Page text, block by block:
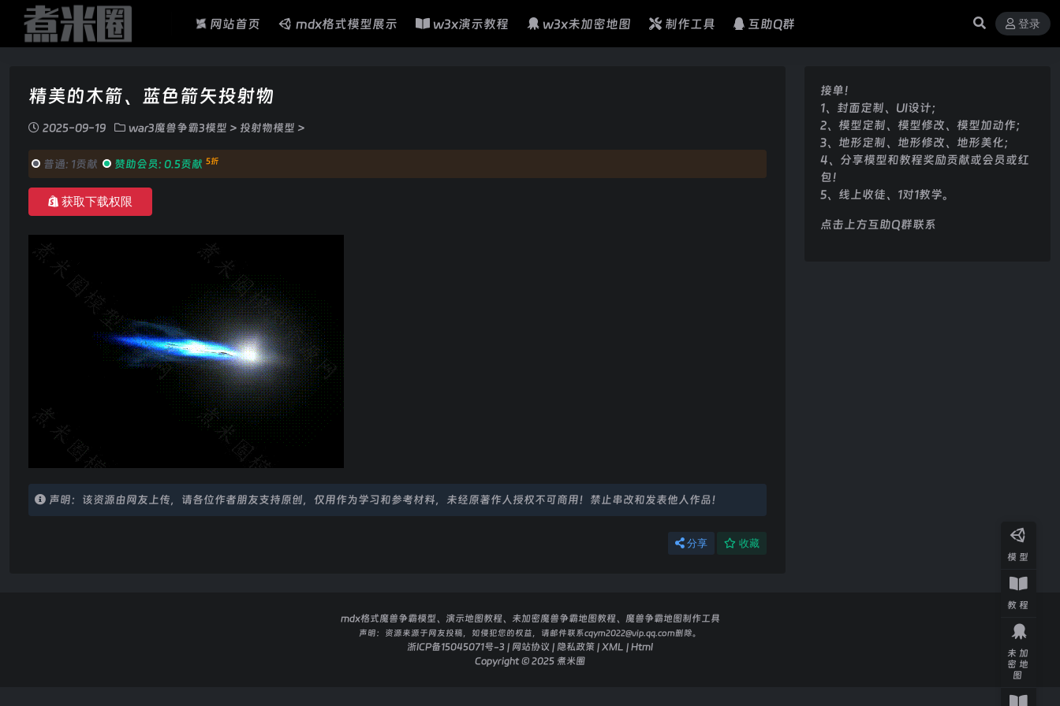
网站首页 mdx格式模型展示 w3x演示教程 w3x未加密地图 制作工具 互助Q群 登录
精美的木箭、蓝色箭矢投射物
2025-09-19 war3魔兽争霸3模型 > 投射物模型 >
普通: 1贡献 赞助会员: 0.5贡献 5折
获取下载权限
声明：该资源由网友上传，请各位作者朋友支持原创，仅用作为学习和参考材料，未经原著作人授权不可商用！禁止串改和发表他人作品！
分享 收藏
接单！
1、封面定制、UI设计；
2、模型定制、模型修改、模型加动作；
3、地形定制、地形修改、地形美化；
4、分享模型和教程奖励贡献或会员或红
包！
5、线上收徒、1对1教学。
点击上方互助Q群联系
mdx格式魔兽争霸模型、演示地图教程、未加密魔兽争霸地图教程、魔兽争霸地图制作工具
声明： 资源来源于网友投稿，如侵犯您的权益，请邮件联系cqym2022@vip.qq.com删除。
浙ICP备15045071号-3 | 网站协议 | 隐私政策 | XML | Html
Copyright © 2025 煮米圈
模型
教程
未加
密地
图